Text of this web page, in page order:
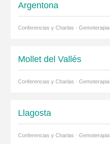
Argentona
Conferencias y Charlas · Gemoterapia
Mollet del Vallés
Conferencias y Charlas · Gemoterapia
Llagosta
Conferencias y Charlas · Gemoterapia